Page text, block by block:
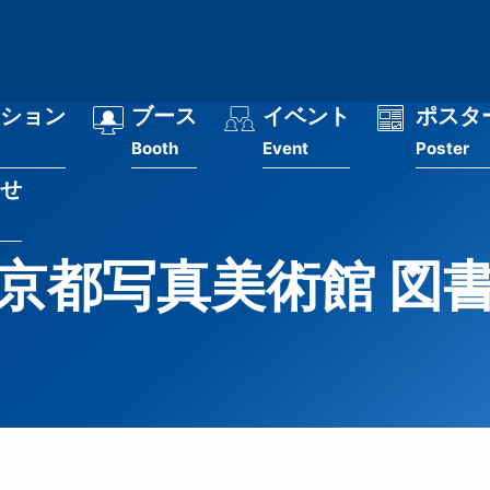
ョン ブース
Booth
イベント
Event
ポスタ
Poster
都写真美術館 図